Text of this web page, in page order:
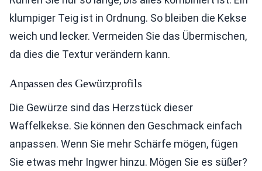
klumpiger Teig ist in Ordnung. So bleiben die Kekse
weich und lecker. Vermeiden Sie das Übermischen,
da dies die Textur verändern kann.
Anpassen des Gewürzprofils
Die Gewürze sind das Herzstück dieser
Waffelkekse. Sie können den Geschmack einfach
anpassen. Wenn Sie mehr Schärfe mögen, fügen
Sie etwas mehr Ingwer hinzu. Mögen Sie es süßer?